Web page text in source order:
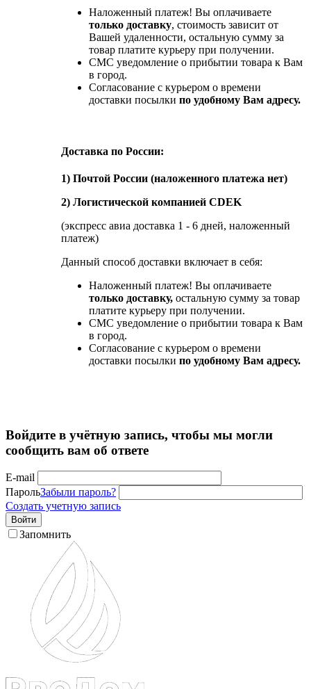
Наложенный платеж! Вы оплачиваете
только доставку, стоимость зависит от
Вашей удаленности, остальную сумму за
товар платите курьеру при получении.
СМС уведомление о прибытии товара к Вам
в город.
Согласование с курьером о времени
доставки посылки по удобному Вам адресу.
Доставка по России:
1) Почтой России (наложенного платежа нет)
2) Логистической компанией CDEK
(экспресс авиа доставка 1 - 6 дней, наложенный
платеж)
Данный способ доставки включает в себя:
Наложенный платеж! Вы оплачиваете
только доставку, остальную сумму за товар
платите курьеру при получении.
СМС уведомление о прибытии товара к Вам
в город.
Согласование с курьером о времени
доставки посылки по удобному Вам адресу.
Войдите в учётную запись, чтобы мы могли
сообщить вам об ответе
E-mail
ПарольЗабыли пароль?
Создать учетную запись
Войти
Запомнить